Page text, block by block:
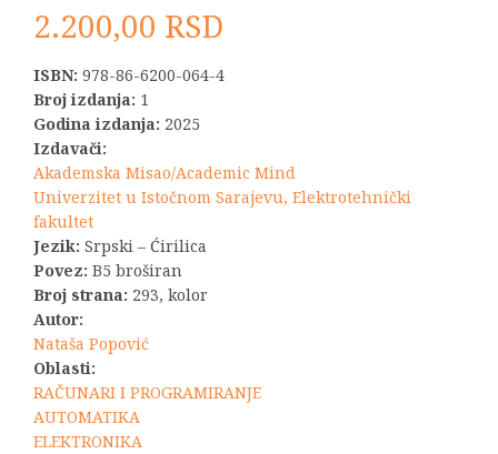
2.200,00 RSD
ISBN: 978-86-6200-064-4
Broj izdanja: 1
Godina izdanja: 2025
Izdavači:
Akademska Misao/Academic Mind
Univerzitet u Istočnom Sarajevu, Elektrotehnički
fakultet
Jezik: Srpski – Ćirilica
Povez: B5 broširan
Broj strana: 293, kolor
Autor:
Nataša Popović
Oblasti:
RAČUNARI I PROGRAMIRANJE
AUTOMATIKA
ELEKTRONIKA